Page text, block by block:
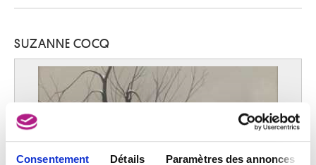
Consentement Détails Paramètres des annonces
SUZANNE COCQ